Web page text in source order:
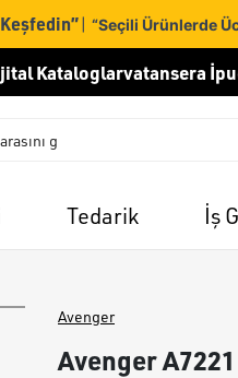
| “Seçili Ürünlerde
Kataloglarvatansera
Tedarik İş
Avenger
Avenger